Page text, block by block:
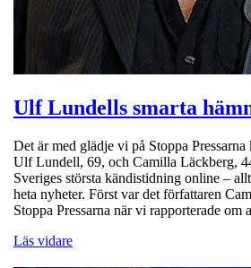
Ulf Lundells smarta
Det är med glädje vi på Stoppa Pressarna
Ulf Lundell, 69, och Camilla Läckberg,
Sveriges största kändistidning online –
heta nyheter. Först var det författaren
Stoppa Pressarna när vi rapporterade
Läs vidare